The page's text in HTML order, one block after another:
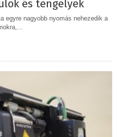
és tengelyek
egyre nagyobb nyomás nehezedik a